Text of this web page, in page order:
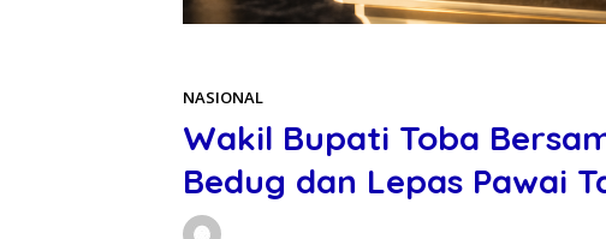
NASIONAL
Wakil Bupati Toba
Bedug dan Lepas Pawai